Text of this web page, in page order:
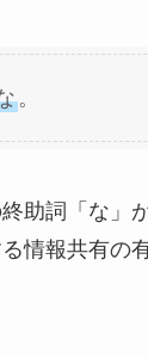
。
助詞「な」
情報共有の